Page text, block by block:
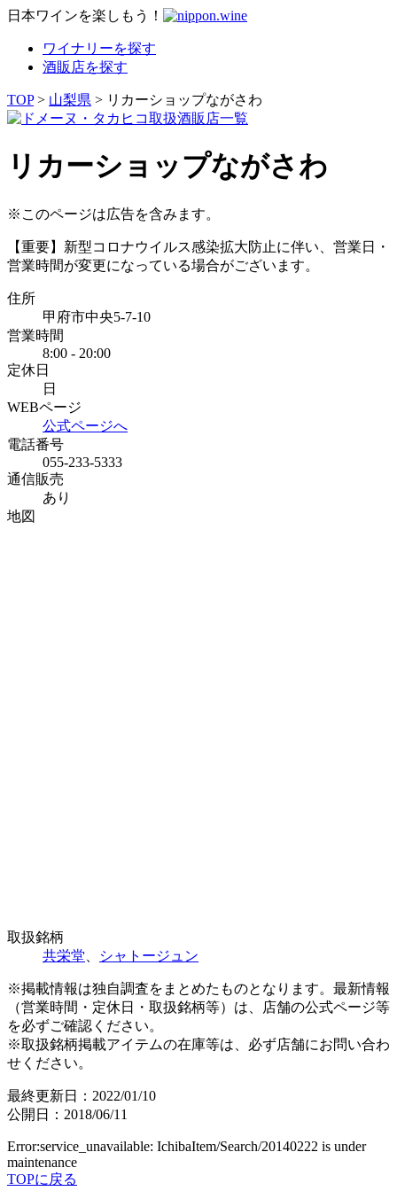
日本ワインを楽しもう！
ワイナリーを探す
酒販店を探す
TOP> 山梨県 > リカーショップながさわ
リカーショップながさわ
※このページは広告を含みます。
【重要】新型コロナウイルス感染拡大防止に伴い、営業日・
営業時間が変更になっている場合がございます。
住所
甲府市中央5-7-10
営業時間
8:00 - 20:00
定休日
日
WEBページ
公式ページへ
電話番号
055-233-5333
通信販売
あり
地図
取扱銘柄
共栄堂
シャトージュン
※掲載情報は独自調査をまとめたものとなります。最新情報
（営業時間・定休日・取扱銘柄等）は、店舗の公式ページ等
を必ずご確認ください。
※取扱銘柄掲載アイテムの在庫等は、必ず店舗にお問い合わ
せください。
最終更新日：2022/01/10
公開日：2018/06/11
Error:service_unavailable: IchibaItem/Search/20140222 is under
maintenance
TOPに戻る